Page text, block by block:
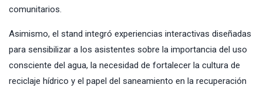
comunitarios.
Asimismo, el stand integró experiencias interactivas diseñadas
para sensibilizar a los asistentes sobre la importancia del uso
consciente del agua, la necesidad de fortalecer la cultura de
reciclaje hídrico y el papel del saneamiento en la recuperación